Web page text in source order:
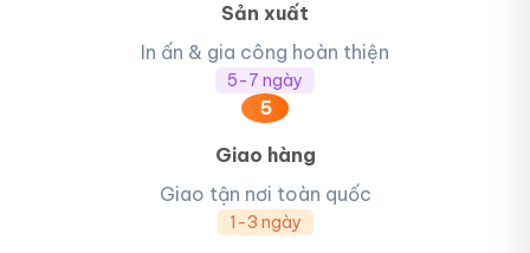
Sản xuất
In ấn & gia công hoàn thiện
5-7 ngày
5
Giao hàng
Giao tận nơi toàn quốc
1-3 ngày